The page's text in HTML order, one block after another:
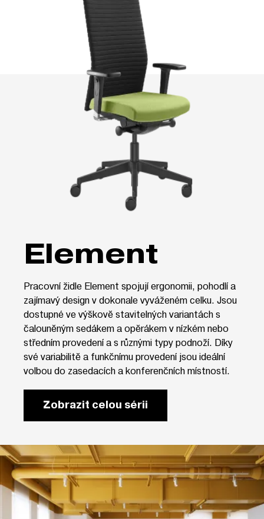
Element
Pracovní židle Element spojují ergonomii, pohodlí a
zajímavý design v dokonale vyváženém celku. Jsou
dostupné ve výškově stavitelných variantách s
čalouněným sedákem a opěrákem v nízkém nebo
středním provedení a s různými typy podnoží. Díky
své variabilitě a funkčnímu provedení jsou ideální
volbou do zasedacích a konferenčních místností.
Zobrazit celou sérii